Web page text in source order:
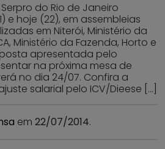
do Rio de Janeiro
e hoje (22), em assembleias
em Niterói, Ministério da
Ministério da Fazenda, Horto e
apresentada pelo
na próxima mesa de
no dia 24/07. Confira a
salarial pelo ICV/Dieese […]
em 22/07/2014.